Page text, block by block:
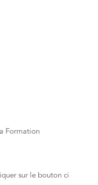
Formation
sur le bouton ci